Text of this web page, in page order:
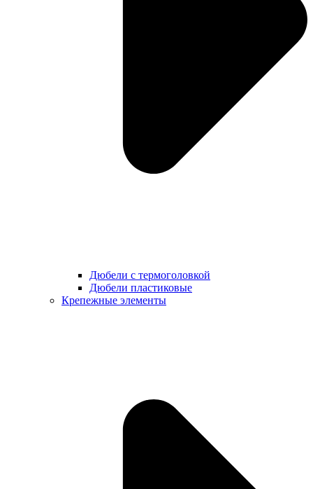
Дюбели с термоголовкой
Дюбели пластиковые
Крепежные элементы